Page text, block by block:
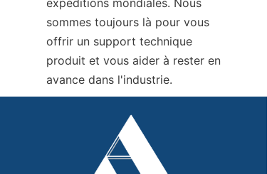
expéditions mondiales. Nous
sommes toujours là pour vous
offrir un support technique
produit et vous aider à rester en
avance dans l'industrie.